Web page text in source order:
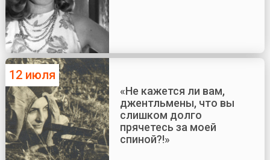
12 июля
«Не кажется ли вам,
джентльмены, что вы
слишком долго
прячетесь за моей
спиной?!»